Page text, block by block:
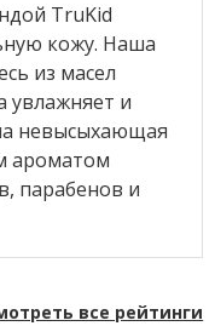
TruKid
кожу. Наша
из масел
увлажняет и
невысыхающая
ароматом
парабенов и
все рейтинги